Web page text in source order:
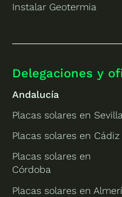
Instalar Geotermia
Delegaciones y
Andalucía
Placas solares en
Placas solares en Cádiz
Placas solares en
Córdoba
Placas solares en